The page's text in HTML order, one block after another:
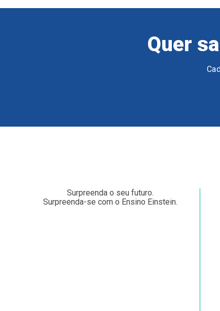
Quer
Surpreenda o seu futuro.
Surpreenda-se com o Ensino Einstein.